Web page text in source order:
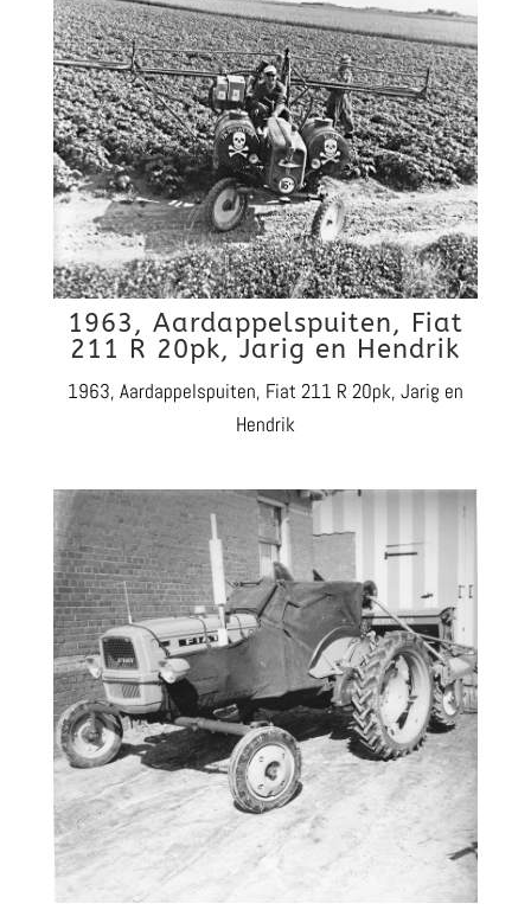
1963, Aardappelspuiten, Fiat
211 R 20pk, Jarig en Hendrik
1963, Aardappelspuiten, Fiat 211 R 20pk, Jarig en
Hendrik